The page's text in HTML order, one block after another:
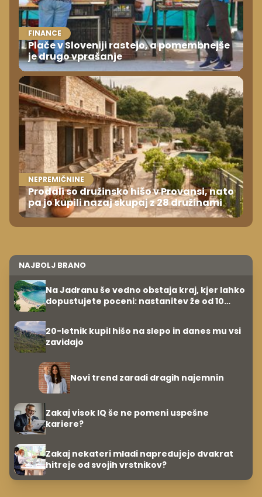
FINANCE
Plače v Sloveniji rastejo, a pomembnejše
je drugo vprašanje
NEPREMIČNINE
Prodali so družinsko hišo v Provansi, nato
pa jo kupili nazaj skupaj z 28 družinami
NAJBOLJ BRANO
Na Jadranu še vedno obstaja kraj, kjer lahko
dopustujete poceni: nastanitev že od 10
20-letnik kupil hišo na slepo in danes mu vsi
zavidajo
Novi trend zaradi dragih najemnin
Zakaj visok IQ še ne pomeni uspešne
kariere?
Zakaj nekateri mladi napredujejo dvakrat
hitreje od svojih vrstnikov?